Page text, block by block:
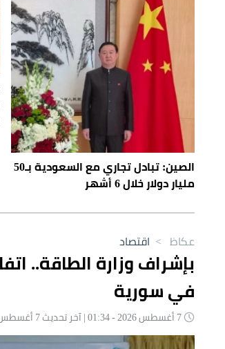
الصين: تبادل تجاري مع السعودية بـ50
مليار دولار خلال 6 أشهر
عكاظ > اقتصاد
في سورية